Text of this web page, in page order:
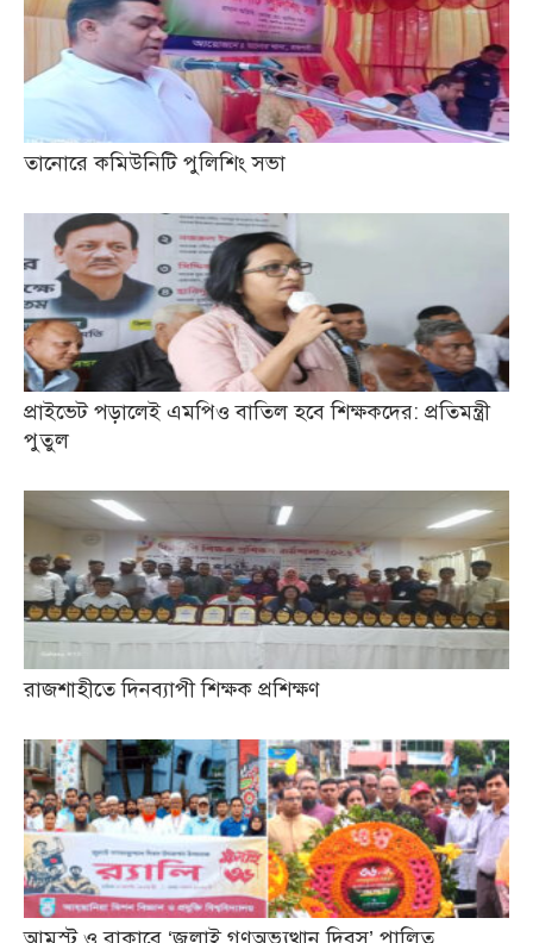
তানোরে কমিউনিটি পুলিশিং সভা
প্রাইভেট পড়ালেই এমপিও বাতিল হবে শিক্ষকদের: প্রতিমন্ত্রী
পুতুল
রাজশাহীতে দিনব্যাপী শিক্ষক প্রশিক্ষণ